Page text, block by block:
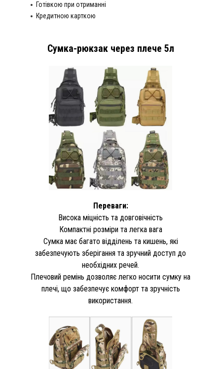
Готівкою при отриманні
Кредитною карткою
Сумка-рюкзак через плече 5л
Переваги:
Висока міцність та довговічність
Компактні розміри та легка вага
Сумка має багато відділень та кишень, які
забезпечують зберігання та зручний доступ до
необхідних речей.
Плечовий ремінь дозволяє легко носити сумку на
плечі, що забезпечує комфорт та зручність
використання.